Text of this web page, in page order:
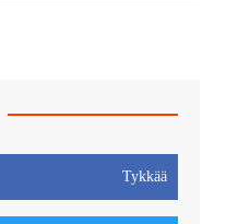
Tykkää